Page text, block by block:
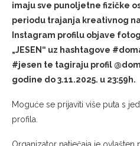
imaju sve punoljetne fizičke
periodu trajanja kreativnog
Instagram profilu objave
„JESEN“ uz hashtagove
#jesen te tagiraju profil
godine do 3.11.2025. u 23:59h.
Moguće se prijaviti više puta s
profila.